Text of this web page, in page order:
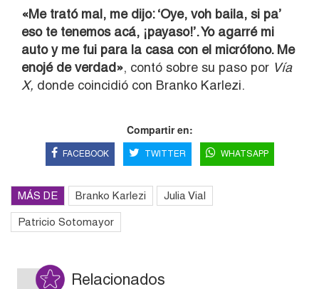
«Me trató mal, me dijo: ‘Oye, voh baila, si pa’
eso te tenemos acá, ¡payaso!’. Yo agarré mi
auto y me fui para la casa con el micrófono. Me
enojé de verdad», contó sobre su paso por Vía
X, donde coincidió con Branko Karlezi.
Compartir en:
FACEBOOK TWITTER WHATSAPP
MÁS DE Branko Karlezi Julia Vial
Patricio Sotomayor
Relacionados